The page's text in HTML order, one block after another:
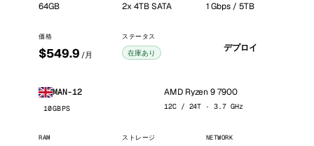
64GB 2x 4TB SATA 1 Gbps / 5TB
価格
$549.9 /月
ステータス
在庫あり デプロイ
MAN-12
10GBPS
AMD Ryzen 9 7900
12C / 24T · 3.7 GHz
RAM ストレージ NETWORK